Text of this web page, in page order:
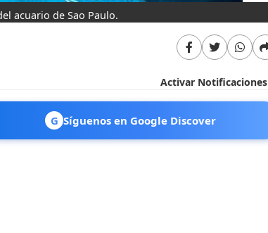
acuario de Sao Paulo.
Activar Notificaciones
G Síguenos en Google Discover